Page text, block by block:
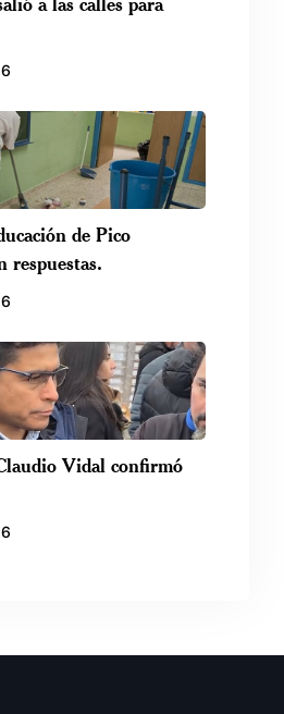
de Pico
respuestas.
Vidal confirmó